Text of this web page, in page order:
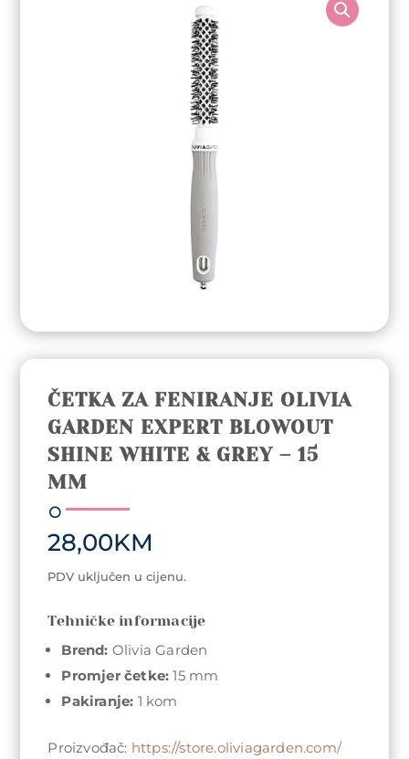
ČETKA ZA FENIRANJE OLIVIA
GARDEN EXPERT BLOWOUT
SHINE WHITE & GREY – 15
MM
28,00KM
PDV uključen u cijenu.
Tehničke informacije
Brend: Olivia Garden
Promjer četke: 15 mm
Pakiranje: 1 kom
Proizvođač: https://store.oliviagarden.com/